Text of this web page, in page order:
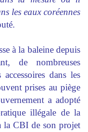
les eaux coréennes
à la baleine depuis
de nombreuses
dans les
prises au piège
a adopté
illégale de la
la CBI de son projet